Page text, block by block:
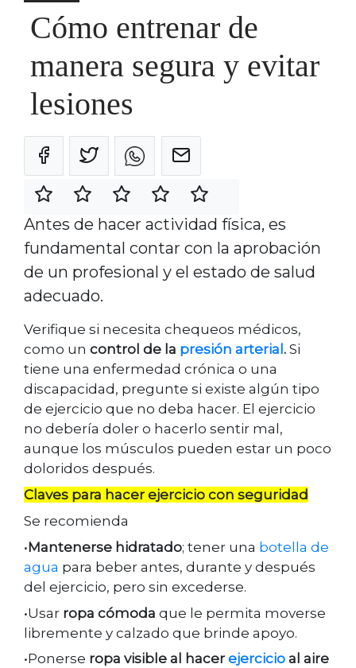
Cómo entrenar de
manera segura y evitar
lesiones
Antes de hacer actividad física, es
fundamental contar con la aprobación
de un profesional y el estado de salud
adecuado.
Verifique si necesita chequeos médicos,
como un control de la presión arterial . Si
tiene una enfermedad crónica o una
discapacidad, pregunte si existe algún tipo
de ejercicio que no deba hacer. El ejercicio
no debería doler o hacerlo sentir mal,
aunque los músculos pueden estar un poco
doloridos después.
Claves para hacer ejercicio con seguridad
Se recomienda
•Mantenerse hidratado; tener una botella de
agua para beber antes, durante y después
del ejercicio, pero sin excederse.
•Usar ropa cómoda que le permita moverse
libremente y calzado que brinde apoyo.
•Ponerse ropa visible al hacer ejercicio al aire